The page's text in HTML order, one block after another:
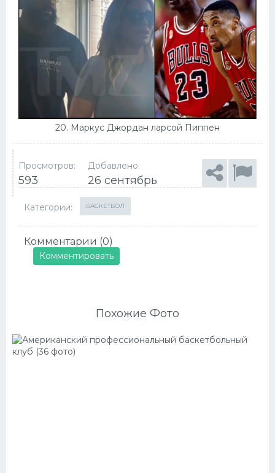
20. Маркус Джордан ларсой Пиппен
Просмотров:
593
Добавлено:
26 сентябрь
Категории: БАСКЕТБОЛ
Комментарии (0)
Комментировать
Похожие Фото